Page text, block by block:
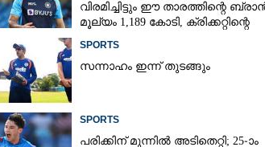
വിരമിച്ചിട്ടും ഈ താരത്തിന്റെ
മൂല്യം 1,189 കോടി, ക്രിക്കറ്റിന്റെ
SPORTS
സന്നാഹം ഇന്ന് തുടങ്ങും
SPORTS
പരിക്കിന് മുന്നിൽ അടിതെറ്റി; 25-ാം